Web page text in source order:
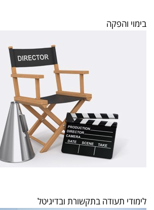
בימוי והפקה
לימודי תעודה בתקשורת ובדיגיטל